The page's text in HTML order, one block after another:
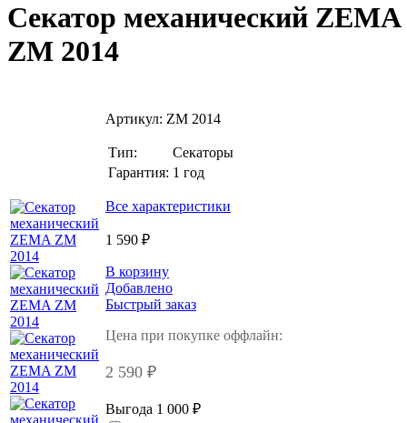
Секатор механический ZEMA
ZM 2014
Артикул: ZM 2014
Тип:
Секаторы
Гарантия: 1 год
Все характеристики
1 590 ₽
В корзину
Добавлено
Быстрый заказ
Цена при покупке оффлайн:
2 590 ₽
Выгода 1 000 ₽